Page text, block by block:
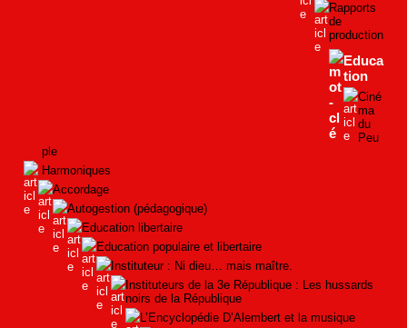
Rapports
de
production
Educa
tion
Ciné
ma
du
Peu
ple
Harmoniques
Accordage
Autogestion (pédagogique)
Education libertaire
Education populaire et libertaire
Instituteur : Ni dieu… mais maître.
Instituteurs de la 3e République : Les hussards
noirs de la République
L’Encyclopédie D’Alembert et la musique